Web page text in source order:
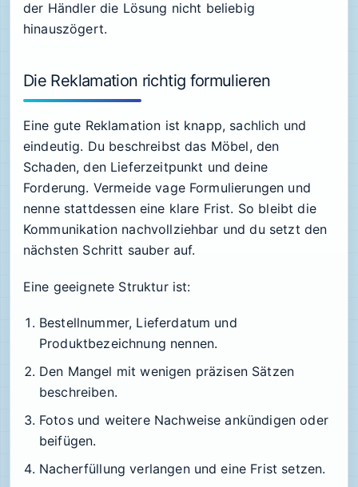
der Händler die Lösung nicht beliebig
hinauszögert.
Die Reklamation richtig formulieren
Eine gute Reklamation ist knapp, sachlich und
eindeutig. Du beschreibst das Möbel, den
Schaden, den Lieferzeitpunkt und deine
Forderung. Vermeide vage Formulierungen und
nenne stattdessen eine klare Frist. So bleibt die
Kommunikation nachvollziehbar und du setzt den
nächsten Schritt sauber auf.
Eine geeignete Struktur ist:
Bestellnummer, Lieferdatum und
Produktbezeichnung nennen.
Den Mangel mit wenigen präzisen Sätzen
beschreiben.
Fotos und weitere Nachweise ankündigen oder
beifügen.
Nacherfüllung verlangen und eine Frist setzen.